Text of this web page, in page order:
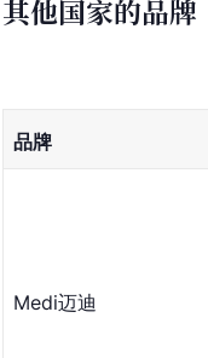
其他国家的品牌
品牌
Medi迈迪